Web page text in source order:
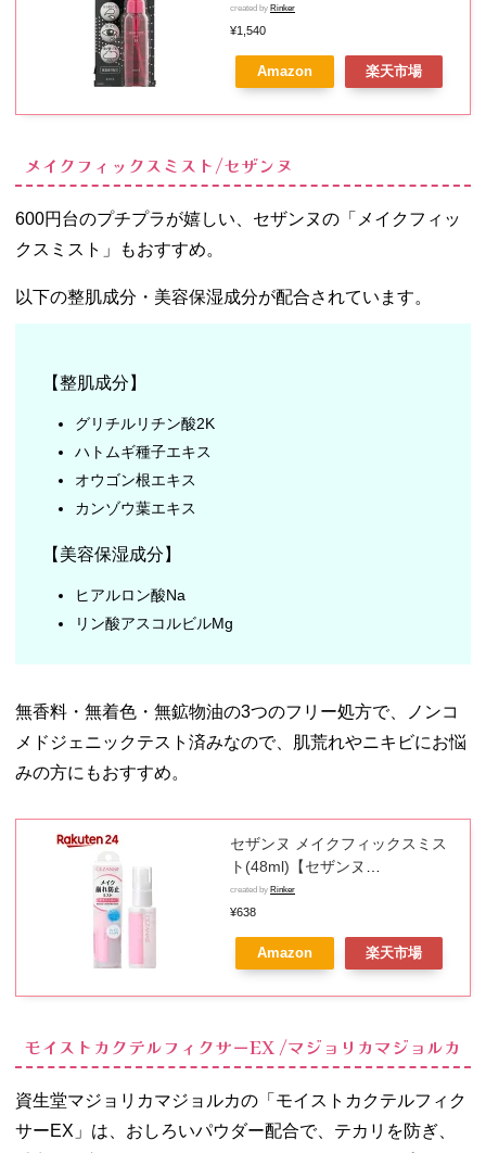
created by Rinker
¥1,540
Amazon 楽天市場
メイクフィックスミスト/セザンヌ
600円台のプチプラが嬉しい、セザンヌの「メイクフィッ
クスミスト」もおすすめ。
以下の整肌成分・美容保湿成分が配合されています。
【整肌成分】
グリチルリチン酸2K
ハトムギ種子エキス
オウゴン根エキス
カンゾウ葉エキス
【美容保湿成分】
ヒアルロン酸Na
リン酸アスコルビルMg
無香料・無着色・無鉱物油の3つのフリー処方で、ノンコ
メドジェニックテスト済みなので、肌荒れやニキビにお悩
みの方にもおすすめ。
セザンヌ メイクフィックスミス
ト(48ml)【セザンヌ
(CEZANNE)】
created by Rinker
¥638
Amazon 楽天市場
モイストカクテルフィクサーEX /マジョリカマジョルカ
資生堂マジョリカマジョルカの「モイストカクテルフィク
サーEX」は、おしろいパウダー配合で、テカリを防ぎ、